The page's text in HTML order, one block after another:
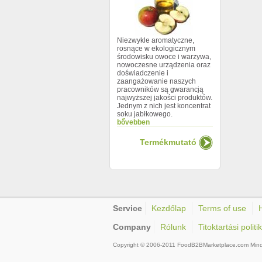
Niezwykle aromatyczne,
rosnące w ekologicznym
środowisku owoce i warzywa,
nowoczesne urządzenia oraz
doświadczenie i
zaangażowanie naszych
pracowników są gwarancją
najwyższej jakości produktów.
Jednym z nich jest koncentrat
soku jabłkowego.
bővebben
Termékmutató
Service Kezdőlap Terms of use
Company
Rólunk Titoktartási
Copyright © 2006-2011 FoodB2BMarketplace.com